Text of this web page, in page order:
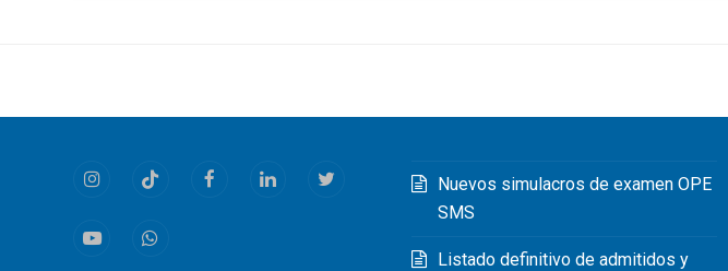
InstagramTiktok FacebookLinkedInTwitter
YoutubeWhatsapp
Nuevos simulacros de examen OPE
SMS
Listado definitivo de admitidos y